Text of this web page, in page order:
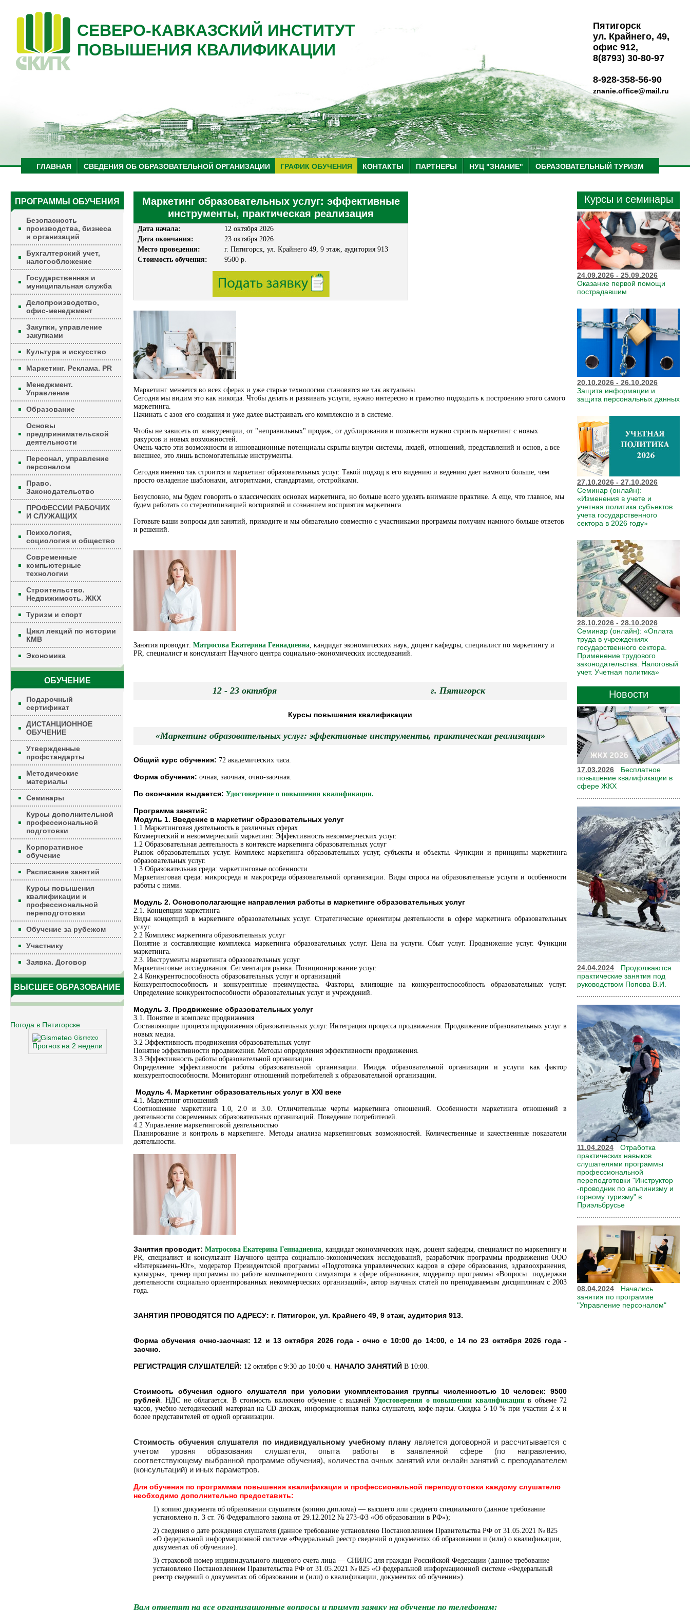
СЕВЕРО-КАВКАЗСКИЙ ИНСТИТУТ
ПОВЫШЕНИЯ КВАЛИФИКАЦИИ
Пятигорск
ул. Крайнего, 49,
офис 912,
8(8793) 30-80-97
8-928-358-56-90
znanie.office@mail.ru
ГЛАВНАЯ СВЕДЕНИЯ ОБ ОБРАЗОВАТЕЛЬНОЙ ОРГАНИЗАЦИИ ГРАФИК ОБУЧЕНИЯ КОНТАКТЫ ПАРТНЕРЫ НУЦ "ЗНАНИЕ" ОБРАЗОВАТЕЛЬНЫЙ ТУРИЗМ
ПРОГРАММЫ ОБУЧЕНИЯ
Безопасность
производства, бизнеса
и организаций
Бухгалтерский учет,
налогообложение
Государственная и
муниципальная служба
Делопроизводство,
офис-менеджмент
Закупки, управление
закупками
Культура и искусство
Маркетинг. Реклама. PR
Менеджмент.
Управление
Образование
Основы
предпринимательской
деятельности
Персонал, управление
персоналом
Право.
Законодательство
ПРОФЕССИИ РАБОЧИХ
И СЛУЖАЩИХ
Психология,
социология и общество
Современные
компьютерные
технологии
Строительство.
Недвижимость. ЖКХ
Туризм и спорт
Цикл лекций по истории
КМВ
Экономика
ОБУЧЕНИЕ
Подарочный
сертификат
ДИСТАНЦИОННОЕ
ОБУЧЕНИЕ
Утвержденные
профстандарты
Методические
материалы
Семинары
Курсы дополнительной
профессиональной
подготовки
Корпоративное
обучение
Расписание занятий
Курсы повышения
квалификации и
профессиональной
переподготовки
Обучение за рубежом
Участнику
Заявка. Договор
ВЫСШЕЕ ОБРАЗОВАНИЕ
Погода в Пятигорске
Gismeteo
Прогноз на 2 недели
Курсы и семинары
24.09.2026 - 25.09.2026
Оказание первой помощи
пострадавшим
20.10.2026 - 26.10.2026
Защита информации и
защита персональных данных
27.10.2026 - 27.10.2026
Семинар (онлайн):
«Изменения в учете и
учетная политика субъектов
учета государственного
сектора в 2026 году»
28.10.2026 - 28.10.2026
Семинар (онлайн): «Оплата
труда в учреждениях
государственного сектора.
Применение трудового
законодательства. Налоговый
учет. Учетная политика»
Новости
17.03.2026
Бесплатное
повышение квалификации в
сфере ЖКХ
24.04.2024
Продолжаются
практические занятия под
руководством Попова В.И.
11.04.2024
Отработка
практических навыков
слушателями программы
профессиональной
переподготовки "Инструктор
-проводник по альпинизму и
горному туризму" в
Приэльбрусье
08.04.2024
Начались
занятия по программе
"Управление персоналом"
Маркетинг образовательных услуг: эффективные
инструменты, практическая реализация
Дата начала:
12 октября 2026
Дата окончания:
23 октября 2026
Место проведения:
г. Пятигорск, ул. Крайнего 49, 9 этаж, аудитория 913
Стоимость обучения:
9500 р.
Маркетинг меняется во всех сферах и уже старые технологии становятся не так актуальны.
Сегодня мы видим это как никогда. Чтобы делать и развивать услуги, нужно интересно и грамотно подходить к построению этого самого
маркетинга.
Начинать с азов его создания и уже далее выстраивать его комплексно и в системе.
Чтобы не зависеть от конкуренции, от "неправильных" продаж, от дублирования и похожести нужно строить маркетинг с новых
ракурсов и новых возможностей.
Очень часто эти возможности и инновационные потенциалы скрыты внутри системы, людей, отношений, представлений и основ, а все
внешнее, это лишь вспомогательные инструменты.
Сегодня именно так строится и маркетинг образовательных услуг. Такой подход к его видению и ведению дает намного больше, чем
просто овладение шаблонами, алгоритмами, стандартами, отстройками.
Безусловно, мы будем говорить о классических основах маркетинга, но больше всего уделять внимание практике. А еще, что главное, мы
будем работать со стереотипизацией восприятий и сознанием восприятия маркетинга.
Готовьте ваши вопросы для занятий, приходите и мы обязательно совместно с участниками программы получим намного больше ответов
и решений.
Занятия проводит: Матросова Екатерина Геннадиевна, кандидат экономических наук, доцент кафедры, специалист по маркетингу и
PR, специалист и консультант Научного центра социально-экономических исследований.
12 - 23 октября г. Пятигорск
Курсы повышения квалификации
«Маркетинг образовательных услуг: эффективные инструменты, практическая реализация»
Общий курс обучения: 72 академических часа.
Форма обучения: очная, заочная, очно-заочная.
По окончании выдается: Удостоверение о повышении квалификации.
Программа занятий:
Модуль 1. Введение в маркетинг образовательных услуг
1.1 Маркетинговая деятельность в различных сферах
Коммерческий и некоммерческий маркетинг. Эффективность некоммерческих услуг.
1.2 Образовательная деятельность в контексте маркетинга образовательных услуг
Рынок образовательных услуг. Комплекс маркетинга образовательных услуг, субъекты и объекты. Функции и принципы маркетинга
образовательных услуг.
1.3 Образовательная среда: маркетинговые особенности
Маркетинговая среда: микросреда и макросреда образовательной организации. Виды спроса на образовательные услуги и особенности
работы с ними.
Модуль 2. Основополагающие направления работы в маркетинге образовательных услуг
2.1. Концепции маркетинга
Виды концепций в маркетинге образовательных услуг. Стратегические ориентиры деятельности в сфере маркетинга образовательных
услуг
2.2 Комплекс маркетинга образовательных услуг
Понятие и составляющие комплекса маркетинга образовательных услуг. Цена на услуги. Сбыт услуг. Продвижение услуг. Функции
маркетинга.
2.3. Инструменты маркетинга образовательных услуг
Маркетинговые исследования. Сегментация рынка. Позиционирование услуг.
2.4 Конкурентоспособность образовательных услуг и организаций
Конкурентоспособность и конкурентные преимущества. Факторы, влияющие на конкурентоспособность образовательных услуг.
Определение конкурентоспособности образовательных услуг и учреждений.
Модуль 3. Продвижение образовательных услуг
3.1. Понятие и комплекс продвижения
Составляющие процесса продвижения образовательных услуг. Интеграция процесса продвижения. Продвижение образовательных услуг в
новых медиа.
3.2 Эффективность продвижения образовательных услуг
Понятие эффективности продвижения. Методы определения эффективности продвижения.
3.3 Эффективность работы образовательной организации.
Определение эффективности работы образовательной организации. Имидж образовательной организации и услуги как фактор
конкурентоспособности. Мониторинг отношений потребителей к образовательной организации.
Модуль 4. Маркетинг образовательных услуг в XXI веке
4.1. Маркетинг отношений
Соотношение маркетинга 1.0, 2.0 и 3.0. Отличительные черты маркетинга отношений. Особенности маркетинга отношений в
деятельности современных образовательных организаций. Поведение потребителей.
4.2 Управление маркетинговой деятельностью
Планирование и контроль в маркетинге. Методы анализа маркетинговых возможностей. Количественные и качественные показатели
деятельности.
Занятия проводит:Матросова Екатерина Геннадиевна, кандидат экономических наук, доцент кафедры, специалист по маркетингу и
PR, специалист и консультант Научного центра социально-экономических исследований, разработчик программы продвижения ООО
«Интеркамень-Юг», модератор Президентской программы «Подготовка управленческих кадров в сфере образования, здравоохранения,
культуры», тренер программы по работе компьютерного симулятора в сфере образования, модератор программы «Вопросы поддержки
деятельности социально ориентированных некоммерческих организаций», автор научных статей по преподаваемым дисциплинам с 2003
года.
ЗАНЯТИЯ ПРОВОДЯТСЯ ПО АДРЕСУ: г. Пятигорск, ул. Крайнего 49, 9 этаж, аудитория 913.
Форма обучения очно-заочная: 12 и 13 октября 2026 года - очно с 10:00 до 14:00, с 14 по 23 октября 2026 года -
заочно.
РЕГИСТРАЦИЯ СЛУШАТЕЛЕЙ: 12 октября с 9:30 до 10:00 ч. НАЧАЛО ЗАНЯТИЙ В 10:00.
Стоимость обучения одного слушателя при условии укомплектования группы численностью 10 человек: 9500
рублей. НДС не облагается. В стоимость включено обучение с выдачейУдостоверения о повышении квалификациив объеме 72
часов, учебно-методический материал на CD-дисках, информационная папка слушателя, кофе-паузы. Скидка 5-10 % при участии 2-х и
более представителей от одной организации.
Стоимость обучения слушателя по индивидуальному учебному плану является договорной и рассчитывается с
учетом уровня образования слушателя, опыта работы в заявленной сфере (по направлению,
соответствующему выбранной программе обучения), количества очных занятий или онлайн занятий с преподавателем
(консультаций) и иных параметров.
Для обучения по программам повышения квалификации и профессиональной переподготовки каждому слушателю
необходимо дополнительно предоставить:
1) копию документа об образовании слушателя (копию диплома) — высшего или среднего специального (данное требование
установлено п. 3 ст. 76 Федерального закона от 29.12.2012 № 273-ФЗ «Об образовании в РФ»);
2) сведения о дате рождения слушателя (данное требование установлено Постановлением Правительства РФ от 31.05.2021 № 825
«О федеральной информационной системе «Федеральный реестр сведений о документах об образовании и (или) о квалификации,
документах об обучении»).
3) страховой номер индивидуального лицевого счета лица — СНИЛС для граждан Российской Федерации (данное требование
установлено Постановлением Правительства РФ от 31.05.2021 № 825 «О федеральной информационной системе «Федеральный
реестр сведений о документах об образовании и (или) о квалификации, документах об обучении»).
Вам ответят на все организационные вопросы и примут заявку на обучение по телефонам: